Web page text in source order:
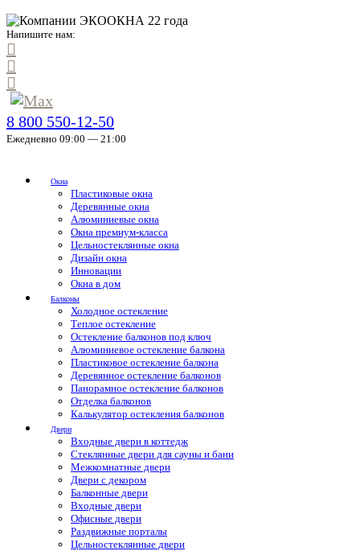
Напишите нам:
8 800 550-12-50
Ежедневно 09:00 — 21:00
Окна
Пластиковые окна
Деревянные окна
Алюминиевые окна
Окна премиум-класса
Цельностеклянные окна
Дизайн окна
Инновации
Окна в дом
Балконы
Холодное остекление
Теплое остекление
Остекление балконов под ключ
Алюминиевое остекление балкона
Пластиковое остекление балкона
Деревянное остекление балконов
Панорамное остекление балконов
Отделка балконов
Калькулятор остекления балконов
Двери
Входные двери в коттедж
Стеклянные двери для сауны и бани
Межкомнатные двери
Двери с декором
Балконные двери
Входные двери
Офисные двери
Раздвижные порталы
Цельностеклянные двери